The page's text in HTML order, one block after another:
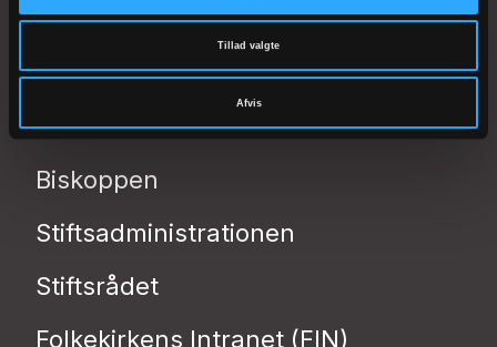
Tillad valgte
Afvis
EAN: 5798000818705
kmfyn@km.dk
Biskoppen
Stiftsadministrationen
Stiftsrådet
Folkekirkens Intranet (FIN)